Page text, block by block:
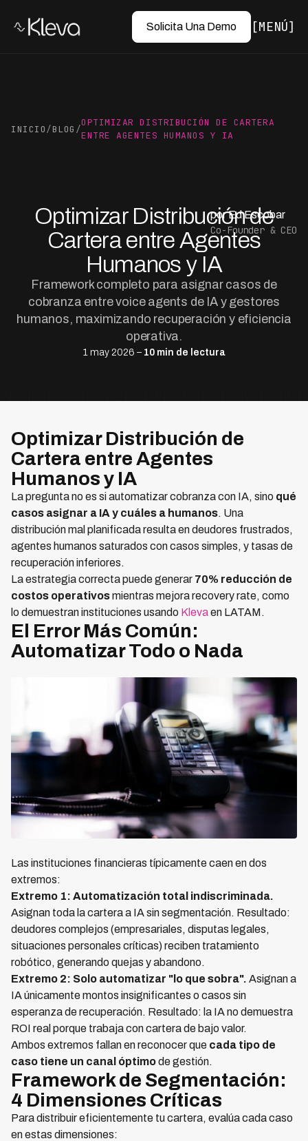
Solicita Una Demo MENÚ
INICIO/BLOG /
OPTIMIZAR DISTRIBUCIÓN DE CARTERA
ENTRE AGENTES HUMANOS Y IA
Optimizar Distribución de
Cartera entre Agentes
Humanos y IA
Framework completo para asignar casos de
cobranza entre voice agents de IA y gestores
humanos, maximizando recuperación y eficiencia
operativa.
1 may 2026 – 10 min de lectura
por Ed Escobar
Co-Founder & CEO
Optimizar Distribución de
Cartera entre Agentes
Humanos y IA
La pregunta no es si automatizar cobranza con IA, sino qué
casos asignar a IA y cuáles a humanos. Una
distribución mal planificada resulta en deudores frustrados,
agentes humanos saturados con casos simples, y tasas de
recuperación inferiores.
La estrategia correcta puede generar 70% reducción de
costos operativosmientras mejora recovery rate, como
lo demuestran instituciones usando Klevaen LATAM.
El Error Más Común:
Automatizar Todo o Nada
Las instituciones financieras típicamente caen en dos
extremos:
Extremo 1: Automatización total indiscriminada.
Asignan toda la cartera a IA sin segmentación. Resultado:
deudores complejos (empresariales, disputas legales,
situaciones personales críticas) reciben tratamiento
robótico, generando quejas y abandono.
Extremo 2: Solo automatizar "lo que sobra". Asignan a
IA únicamente montos insignificantes o casos sin
esperanza de recuperación. Resultado: la IA no demuestra
ROI real porque trabaja con cartera de bajo valor.
Ambos extremos fallan en reconocer que cada tipo de
caso tiene un canal óptimode gestión.
Framework de Segmentación:
4 Dimensiones Críticas
Para distribuir eficientemente tu cartera, evalúa cada caso
en estas dimensiones: